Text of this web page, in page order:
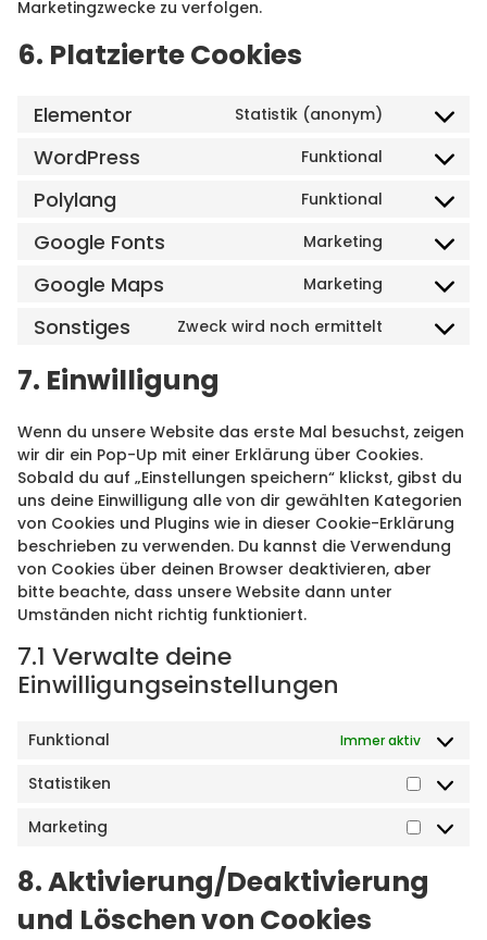
Marketingzwecke zu verfolgen.
6. Platzierte Cookies
Elementor Statistik (anonym)
WordPress Funktional
Polylang Funktional
Google Fonts Marketing
Google Maps Marketing
Sonstiges Zweck wird noch ermittelt
7. Einwilligung
Wenn du unsere Website das erste Mal besuchst, zeigen
wir dir ein Pop-Up mit einer Erklärung über Cookies.
Sobald du auf „Einstellungen speichern“ klickst, gibst du
uns deine Einwilligung alle von dir gewählten Kategorien
von Cookies und Plugins wie in dieser Cookie-Erklärung
beschrieben zu verwenden. Du kannst die Verwendung
von Cookies über deinen Browser deaktivieren, aber
bitte beachte, dass unsere Website dann unter
Umständen nicht richtig funktioniert.
7.1 Verwalte deine
Einwilligungseinstellungen
Funktional Immer aktiv
Statistiken
Marketing
8. Aktivierung/Deaktivierung
und Löschen von Cookies